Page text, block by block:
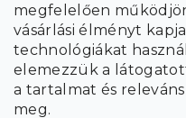
megfelelően
vásárlási élményt
technológiákat
elemezzük a
a tartalmat és
meg.
A hírlevelekre való
adatok feldolgozásával.
FELIRATKOZÁS